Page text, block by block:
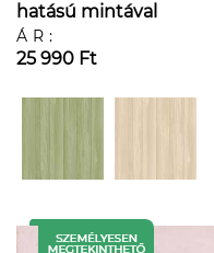
hatású mintával
rózsaszínesbarna
ÁR:
25 990 Ft